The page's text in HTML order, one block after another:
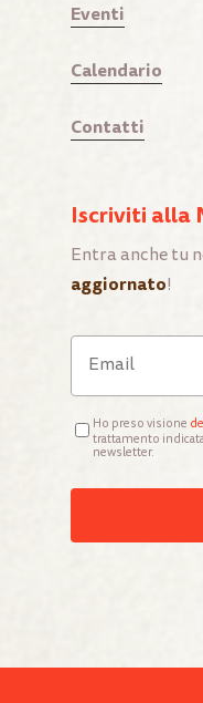
Eventi
Calendario
Contatti
Iscriviti alla
Entra anche tu
aggiornato!
Ho preso visione d
trattamento
newsletter.